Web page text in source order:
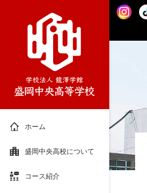
ホーム
盛岡中央高校について
コース紹介